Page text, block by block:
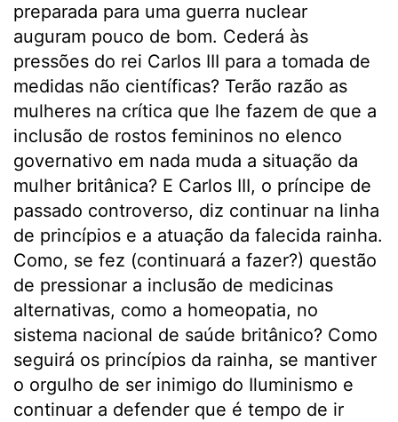
preparada para uma guerra nuclear
auguram pouco de bom. Cederá às
pressões do rei Carlos III para a tomada de
medidas não científicas? Terão razão as
mulheres na crítica que lhe fazem de que a
inclusão de rostos femininos no elenco
governativo em nada muda a situação da
mulher britânica? E Carlos III, o príncipe de
passado controverso, diz continuar na linha
de princípios e a atuação da falecida rainha.
Como, se fez (continuará a fazer?) questão
de pressionar a inclusão de medicinas
alternativas, como a homeopatia, no
sistema nacional de saúde britânico? Como
seguirá os princípios da rainha, se mantiver
o orgulho de ser inimigo do Iluminismo e
continuar a defender que é tempo de ir